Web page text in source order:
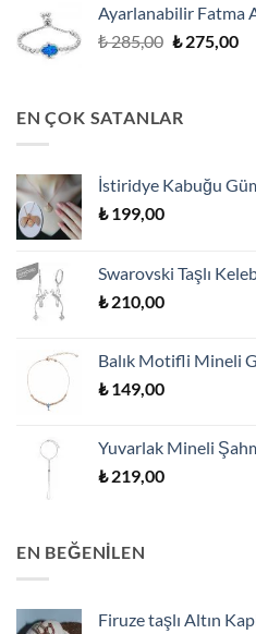
₺
Ayarlanabilir Fatma
₺285,00 Orijinal
₺275,00Şu
EN ÇOK SATANLAR
İstiridye Kabuğu
₺199,00
Swarovski Taşlı
₺210,00
Balık Motifli Mineli
₺149,00
Yuvarlak Mineli
₺219,00
EN BEĞENILEN
Firuze taşlı Altın